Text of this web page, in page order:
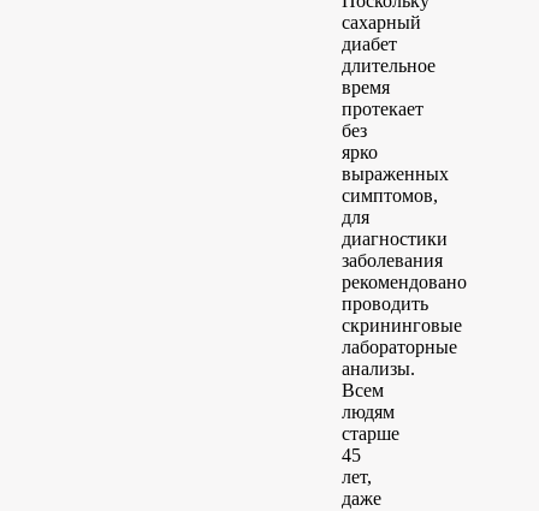
сахарный
диабет
длительное
время
протекает
без
ярко
выраженных
симптомов,
для
диагностики
заболевания
рекомендовано
проводить
скрининговые
лабораторные
анализы.
Всем
людям
старше
45
лет,
даже